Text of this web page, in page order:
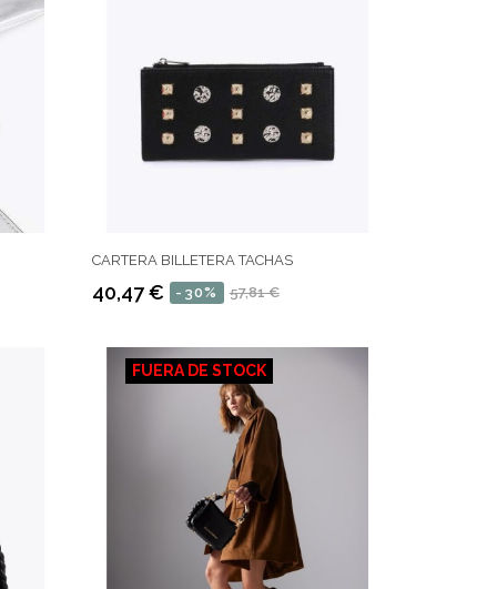
CARTERA BILLETERA TACHAS
Precio
57,81 €
-30%
Precio
40,47 €
FUERA DE STOCK